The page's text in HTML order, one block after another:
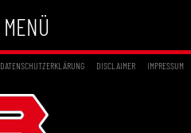
MENÜ
DATENSCHUTZERKLÄRUNG DISCLAIMER IMPRESSUM